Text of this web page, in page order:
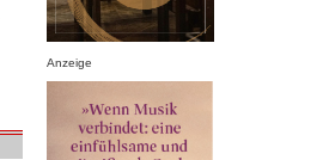
Anzeige